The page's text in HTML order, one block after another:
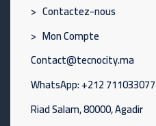
> Contactez-nous
> Mon Compte
Contact@tecnocity.ma
WhatsApp: +212 711033077
Riad Salam, 80000, Agadir